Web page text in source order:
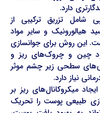
دارد.
شامل تزریق ترکیبی از
هیالورونیک و سایر مواد
این روش برای جوانسازی
چین و چروک‌های ریز و
سطحی زیر چشم موثر
نیاز دارد.
میکروکانال‌های ریز بر
طبیعی پوست را تحریک